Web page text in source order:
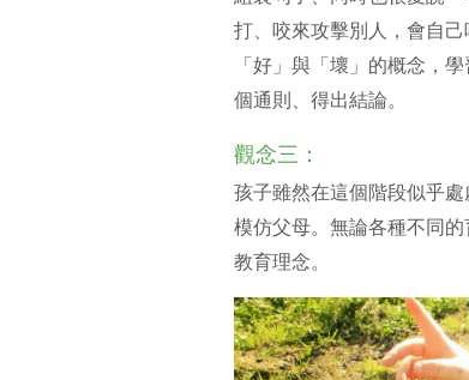
打、咬來攻擊別人，會自
「好」與「壞」的概念，
個通則、得出結論。
觀念三：
孩子雖然在這個階段似乎
模仿父母。無論各種不同
教育理念。